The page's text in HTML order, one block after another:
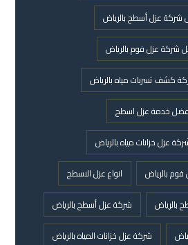
شركة عزل أسطح بالرياض
شركة عزل فوم بالرياض
كشف تسربات مياه بالرياض
خدمة عزل اسطح
عزل خزانات مياه بالرياض
بالرياض
انواع عزل الاسطح
بالرياض
شركة عزل أسطح بالرياض
شركة عزل خزانات المياه بالرياض